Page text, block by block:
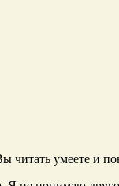
читать умеете и